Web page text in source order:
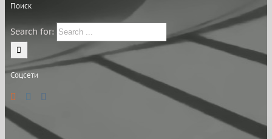
Поиск
Search for:
Соцсети